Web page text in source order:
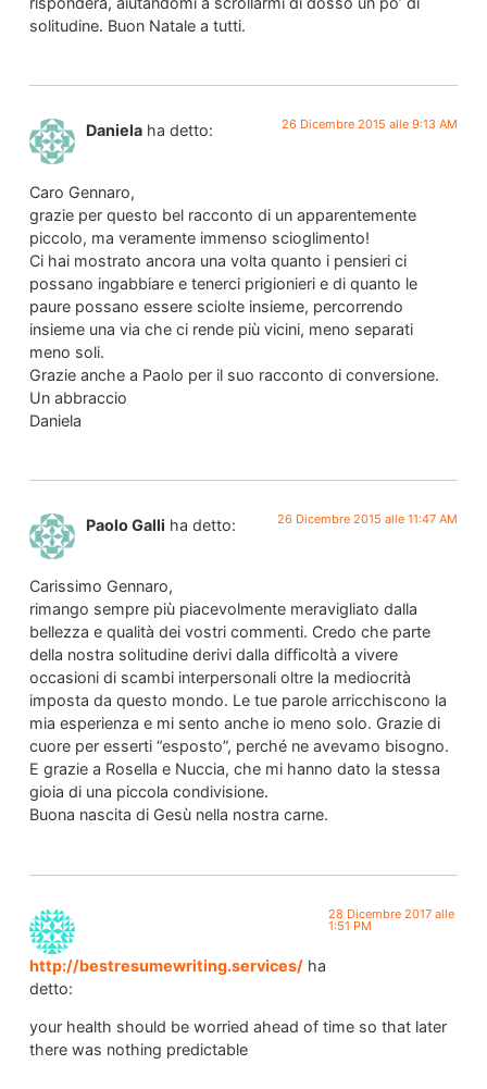
solitudine. Buon Natale a tutti.
Daniela ha detto: 26 Dicembre 2015 alle 9:13 AM
Caro Gennaro,
grazie per questo bel racconto di un apparentemente
piccolo, ma veramente immenso scioglimento!
Ci hai mostrato ancora una volta quanto i pensieri ci
possano ingabbiare e tenerci prigionieri e di quanto le
paure possano essere sciolte insieme, percorrendo
insieme una via che ci rende più vicini, meno separati
meno soli.
Grazie anche a Paolo per il suo racconto di conversione.
Un abbraccio
Daniela
Paolo Galli ha detto: 26 Dicembre 2015 alle 11:47 AM
Carissimo Gennaro,
rimango sempre più piacevolmente meravigliato dalla
bellezza e qualità dei vostri commenti. Credo che parte
della nostra solitudine derivi dalla difficoltà a vivere
occasioni di scambi interpersonali oltre la mediocrità
imposta da questo mondo. Le tue parole arricchiscono la
mia esperienza e mi sento anche io meno solo. Grazie di
cuore per esserti “esposto”, perché ne avevamo bisogno.
E grazie a Rosella e Nuccia, che mi hanno dato la stessa
gioia di una piccola condivisione.
Buona nascita di Gesù nella nostra carne.
http://bestresumewriting.services/ ha
detto:
28 Dicembre 2017 alle
1:51 PM
your health should be worried ahead of time so that later
there was nothing predictable